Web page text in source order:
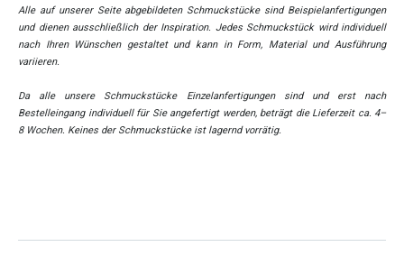
Alle auf unserer Seite abgebildeten Schmuckstücke sind Beispielanfertigungen
und dienen ausschließlich der Inspiration. Jedes Schmuckstück wird individuell
nach Ihren Wünschen gestaltet und kann in Form, Material und Ausführung
variieren.
Da alle unsere Schmuckstücke Einzelanfertigungen sind und erst nach
Bestelleingang individuell für Sie angefertigt werden, beträgt die Lieferzeit ca. 4–
8 Wochen. Keines der Schmuckstücke ist lagernd vorrätig.